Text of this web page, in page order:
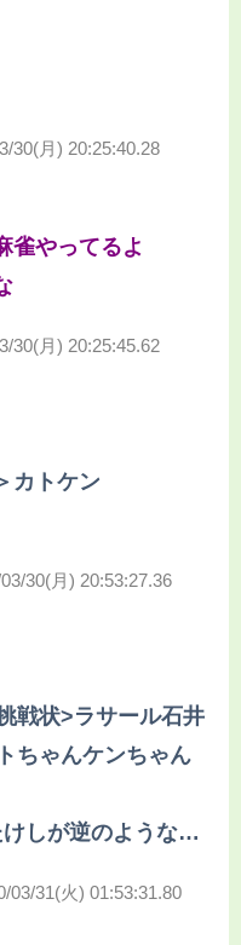
30(月) 20:25:40.28
雀やってるよ
30(月) 20:25:45.62
カトケン
30(月) 20:53:27.36
戦状>ラサール石井
ちゃんケンちゃん
しが逆のような…
03/31(火) 01:53:31.80